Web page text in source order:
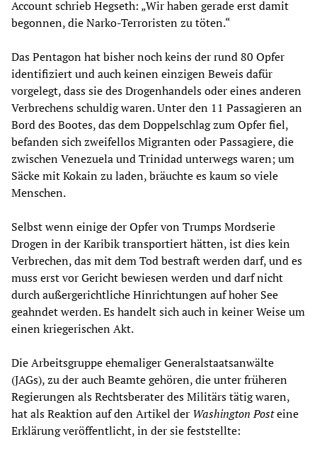
Account schrieb Hegseth: „Wir haben gerade erst damit
begonnen, die Narko-Terroristen zu töten.“
Das Pentagon hat bisher noch keins der rund 80 Opfer
identifiziert und auch keinen einzigen Beweis dafür
vorgelegt, dass sie des Drogenhandels oder eines anderen
Verbrechens schuldig waren. Unter den 11 Passagieren an
Bord des Bootes, das dem Doppelschlag zum Opfer fiel,
befanden sich zweifellos Migranten oder Passagiere, die
zwischen Venezuela und Trinidad unterwegs waren; um
Säcke mit Kokain zu laden, bräuchte es kaum so viele
Menschen.
Selbst wenn einige der Opfer von Trumps Mordserie
Drogen in der Karibik transportiert hätten, ist dies kein
Verbrechen, das mit dem Tod bestraft werden darf, und es
muss erst vor Gericht bewiesen werden und darf nicht
durch außergerichtliche Hinrichtungen auf hoher See
geahndet werden. Es handelt sich auch in keiner Weise um
einen kriegerischen Akt.
Die Arbeitsgruppe ehemaliger Generalstaatsanwälte
(JAGs), zu der auch Beamte gehören, die unter früheren
Regierungen als Rechtsberater des Militärs tätig waren,
hat als Reaktion auf den Artikel der Washington Posteine
Erklärung veröffentlicht, in der sie feststellte: